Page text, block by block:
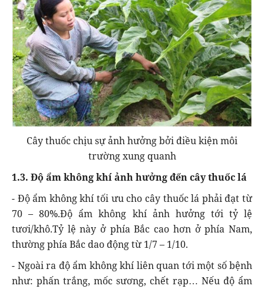
Cây thuốc chịu sự ảnh hưởng bởi điều kiện môi
trường xung quanh
1.3. Độ ẩm không khí ảnh hưởng đến cây thuốc lá
- Độ ẩm không khí tối ưu cho cây thuốc lá phải đạt từ
70 – 80%.Độ ẩm không khí ảnh hưởng tới tỷ lệ
tươi/khô.Tỷ lệ này ở phía Bắc cao hơn ở phía Nam,
thường phía Bắc dao động từ 1/7 – 1/10.
- Ngoài ra độ ẩm không khí liên quan tới một số bệnh
như: phấn trắng, mốc sương, chết rạp… Nếu độ ẩm